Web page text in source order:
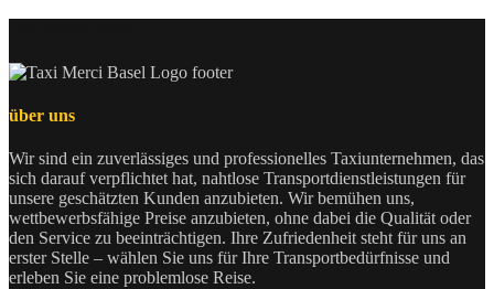
über uns
Wir sind ein zuverlässiges und professionelles Taxiunternehmen, das
sich darauf verpflichtet hat, nahtlose Transportdienstleistungen für
unsere geschätzten Kunden anzubieten. Wir bemühen uns,
wettbewerbsfähige Preise anzubieten, ohne dabei die Qualität oder
den Service zu beeinträchtigen. Ihre Zufriedenheit steht für uns an
erster Stelle – wählen Sie uns für Ihre Transportbedürfnisse und
erleben Sie eine problemlose Reise.